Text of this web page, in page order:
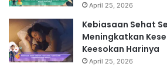
April 25, 2026
Kebiasaan Sehat
Meningkatkan
Keesokan Harinya
April 25, 2026